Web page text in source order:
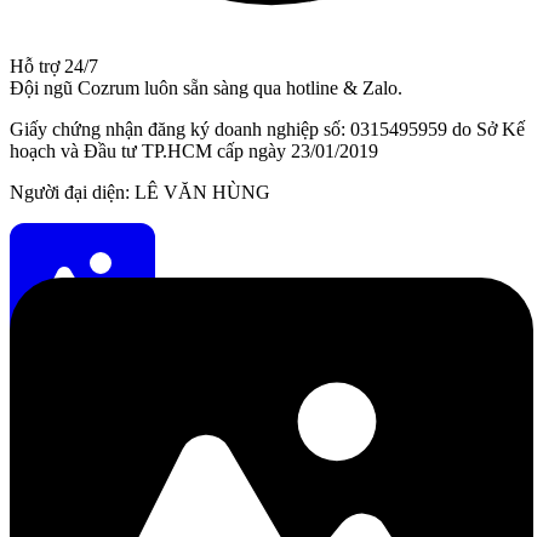
Hỗ trợ 24/7
Đội ngũ Cozrum luôn sẵn sàng qua hotline & Zalo.
Giấy chứng nhận đăng ký doanh nghiệp số: 0315495959 do Sở Kế
hoạch và Đầu tư TP.HCM cấp ngày 23/01/2019
Người đại diện: LÊ VĂN HÙNG